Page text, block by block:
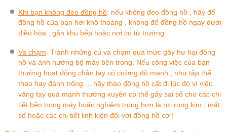
Khi bạn không đeo đồng hồ: nếu không đeo đồng hồ , hãy để
đồng hồ của bạn hơi khô thoáng , không để đồng hồ ngay dưới
điều hòa , gần khu bếp hoặc nơi có từ trường
Va chạm: Tránh những cú va chạm quá mức gây hư hại đồng
hồ và ảnh hưởng bộ máy bên trong. Nếu công việc của bạn
thường hoạt động chân tay có cường độ mạnh , như tập thể
thao hay đánh trống ... hãy tháo đồng hồ cất đi lúc đó vì việc
văng tay quá mạnh thường xuyên có thể gây sai số cho các chi
tiết bên trong máy hoặc nghiêm trọng hơn là rơi rụng kim , mặt
số hoặc các chi tiết linh kiện đối với đồng hồ cơ !